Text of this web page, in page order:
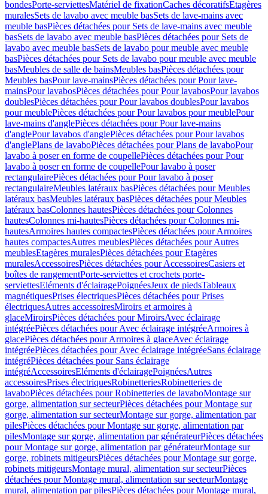
bondesPorte-serviettesMatériel de fixationCaches décoratifsEtagères
muralesSets de lavabo avec meuble basSets de lave-mains avec
meuble basPièces détachées pour Sets de lave-mains avec meuble
basSets de lavabo avec meuble basPièces détachées pour Sets de
lavabo avec meuble basSets de lavabo pour meuble avec meuble
basPièces détachées pour Sets de lavabo pour meuble avec meuble
basMeubles de salle de bainsMeubles basPièces détachées pour
Meubles basPour lave-mainsPièces détachées pour Pour lave-
mainsPour lavabosPièces détachées pour Pour lavabosPour lavabos
doublesPièces détachées pour Pour lavabos doublesPour lavabos
pour meublePièces détachées pour Pour lavabos pour meublePour
lave-mains d'anglePièces détachées pour Pour lave-mains
d'anglePour lavabos d'anglePièces détachées pour Pour lavabos
d'anglePlans de lavaboPièces détachées pour Plans de lavaboPour
lavabo à poser en forme de coupellePièces détachées pour Pour
lavabo à poser en forme de coupellePour lavabo à poser
rectangulairePièces détachées pour Pour lavabo à poser
rectangulaireMeubles latéraux basPièces détachées pour Meubles
latéraux basMeubles latéraux basPièces détachées pour Meubles
latéraux basColonnes hautesPièces détachées pour Colonnes
hautesColonnes mi-hautesPièces détachées pour Colonnes mi-
hautesArmoires hautes compactesPièces détachées pour Armoires
hautes compactesAutres meublesPièces détachées pour Autres
meublesEtagères muralesPièces détachées pour Etagères
muralesAccessoiresPièces détachées pour AccessoiresCasiers et
boîtes de rangementPorte-serviettes et crochets porte-
serviettesEléments d'éclairagePoignéesJeux de piedsTableaux
magnétiquesPrises électriquesPièces détachées pour Prises
électriquesAutres accessoiresMiroirs et armoires à
glaceMiroirsPièces détachées pour MiroirsAvec éclairage
intégréePièces détachées pour Avec éclairage intégréeArmoires à
glacePièces détachées pour Armoires à glaceAvec éclairage
intégréePièces détachées pour Avec éclairage intégréeSans éclairage
intégréPièces détachées pour Sans éclairage
intégréAccessoiresEléments d'éclairagePoignéesAutres
accessoiresPrises électriquesRobinetteriesRobinetteries de
lavaboPièces détachées pour Robinetteries de lavaboMontage sur
gorge, alimentation sur secteurPièces détachées pour Montage sur
gorge, alimentation sur secteurMontage sur gorge, alimentation par
pilesPièces détachées pour Montage sur gorge, alimentation par
pilesMontage sur gorge, alimentation par générateurPièces détachées
pour Montage sur gorge, alimentation par générateurMontage sur
gorge, robinets mitigeursPièces détachées pour Montage sur gorge,
robinets mitigeursMontage mural, alimentation sur secteurPièces
détachées pour Montage mural, alimentation sur secteurMontage
mural, alimentation par pilesPièces détachées pour Montage mural,